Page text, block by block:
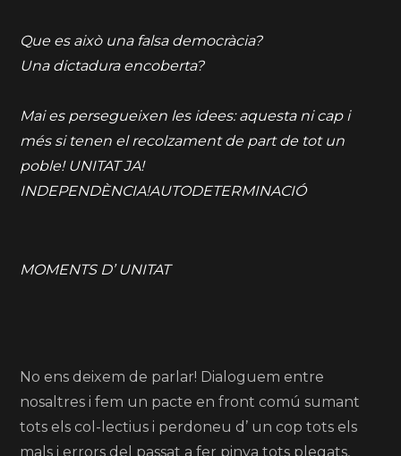
Que es això una falsa democràcia?
Una dictadura encoberta?
Mai es persegueixen les idees: aquesta ni cap i
més si tenen el recolzament de part de tot un
poble! UNITAT JA!
INDEPENDÈNCIA!AUTODETERMINACIÓ
MOMENTS D’ UNITAT
No ens deixem de parlar! Dialoguem entre
nosaltres i fem un pacte en front comú sumant
tots els col-lectius i perdoneu d’ un cop tots els
mals i errors del passat a fer pinya tots plegats,